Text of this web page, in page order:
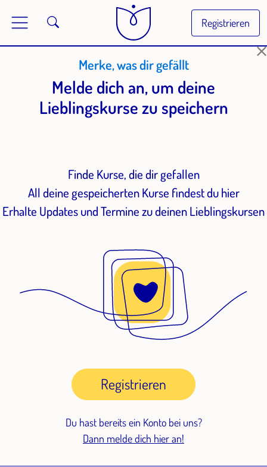
Registrieren
Merke, was dir gefällt
Melde dich an, um deine
Lieblingskurse zu speichern
Finde Kurse, die dir gefallen
All deine gespeicherten Kurse findest du hier
Erhalte Updates und Termine zu deinen Lieblingskursen
Registrieren
Du hast bereits ein Konto bei uns?
Dann melde dich hier an!